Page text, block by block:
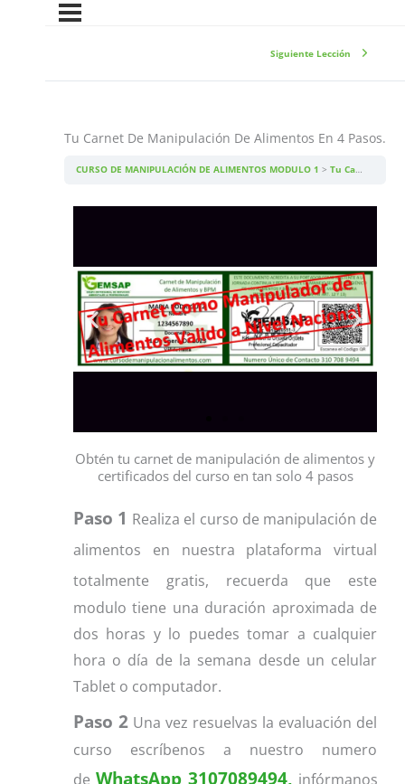
Siguiente Lección
Tu Carnet De Manipulación De Alimentos En 4 Pasos.
CURSO DE MANIPULACIÓN DE ALIMENTOS MODULO 1 Tu Carnet De Manipulación De Alimentos En 4 Pasos.
Obtén tu carnet de manipulación de alimentos y
certificados del curso en tan solo 4 pasos
Paso 1 Realiza el curso de manipulación de
alimentos en nuestra plataforma virtual
totalmente gratis, recuerda que este
modulo tiene una duración aproximada de
dos horas y lo puedes tomar a cualquier
hora o día de la semana desde un celular
Tablet o computador.
Paso 2Una vez resuelvas la evaluación del
curso escríbenos a nuestro numero
de WhatsApp 3107089494, infórmanos